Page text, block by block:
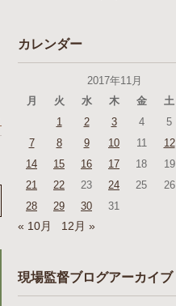
カレンダー
2017年11月
月
火 水 木 金 土
1
2 3 4 5
7
8 9 10 11 12
14
15 16 17 18 19
21
22 23 24 25 26
28
29 30 31
« 10月 12月 »
現場監督ブログアーカイブ